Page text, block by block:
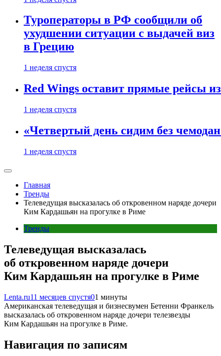
Туроператоры в РФ сообщили об
ухудшении ситуации с выдачей виз
в Грецию
1 неделя спустя
Red Wings оставит прямые рейсы
1 неделя спустя
«Четвертый день сидим без
1 неделя спустя
Главная
Тренды
Телеведущая высказалась об откровенном наряде дочери
Ким Кардашьян на прогулке в Риме
Тренды
Телеведущая высказалась
об откровенном наряде дочери
Ким Кардашьян на прогулке в Риме
Lenta.ru11 месяцев спустя01 минуты
Американская телеведущая и бизнесвумен Бетенни Франкель
высказалась об откровенном наряде дочери телезвезды
Ким Кардашьян на прогулке в Риме.
Навигация по записям